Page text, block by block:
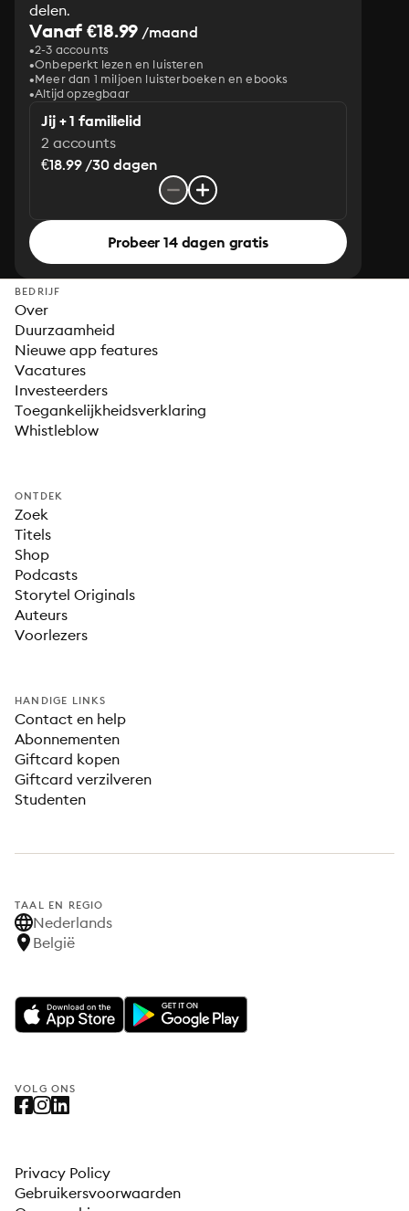
delen.
Vanaf €18.99 /maand
2-3 accounts
Onbeperkt lezen en luisteren
Meer dan 1 miljoen luisterboeken en ebooks
Altijd opzegbaar
Jij + 1 familielid
2 accounts
€18.99 /30 dagen
Probeer 14 dagen gratis
BEDRIJF
Over
Duurzaamheid
Nieuwe app features
Vacatures
Investeerders
Toegankelijkheidsverklaring
Whistleblow
ONTDEK
Zoek
Titels
Shop
Podcasts
Storytel Originals
Auteurs
Voorlezers
HANDIGE LINKS
Contact en help
Abonnementen
Giftcard kopen
Giftcard verzilveren
Studenten
TAAL EN REGIO
Nederlands
België
VOLG ONS
Privacy Policy
Gebruikersvoorwaarden